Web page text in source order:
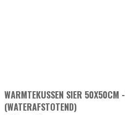
WARMTEKUSSEN SIER 50X50CM
(WATERAFSTOTEND)